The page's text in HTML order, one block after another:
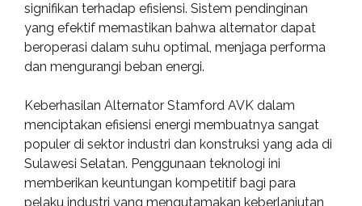
signifikan terhadap efisiensi. Sistem pendinginan
yang efektif memastikan bahwa alternator dapat
beroperasi dalam suhu optimal, menjaga performa
dan mengurangi beban energi.
Keberhasilan Alternator Stamford AVK dalam
menciptakan efisiensi energi membuatnya sangat
populer di sektor industri dan konstruksi yang ada di
Sulawesi Selatan. Penggunaan teknologi ini
memberikan keuntungan kompetitif bagi para
pelaku industri yang mengutamakan keberlanjutan